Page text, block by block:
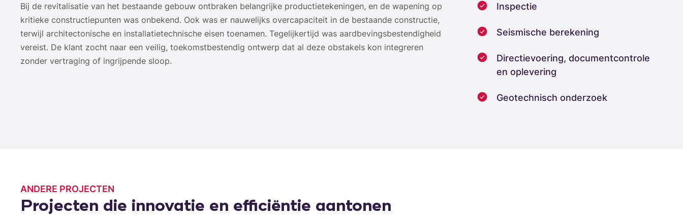
Bij de revitalisatie van het bestaande gebouw ontbraken belangrijke productietekeningen, en de wapening op
kritieke constructiepunten was onbekend. Ook was er nauwelijks overcapaciteit in de bestaande constructie,
terwijl architectonische en installatietechnische eisen toenamen. Tegelijkertijd was aardbevingsbestendigheid
vereist. De klant zocht naar een veilig, toekomstbestendig ontwerp dat al deze obstakels kon integreren
zonder vertraging of ingrijpende sloop.
Inspectie
Seismische berekening
Directievoering, documentcontrole
en oplevering
Geotechnisch onderzoek
ANDERE PROJECTEN
Projecten die innovatie en efficiëntie aantonen